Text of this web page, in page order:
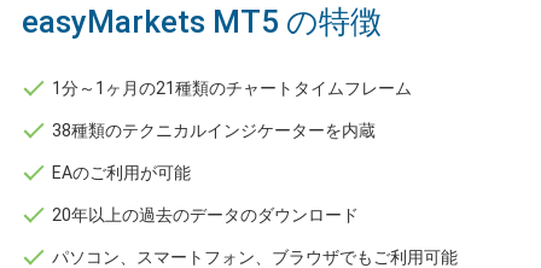
easyMarkets MT5 の特徴
1分～1ヶ月の21種類のチャートタイムフレーム
38種類のテクニカルインジケーターを内蔵
EAのご利用が可能
20年以上の過去のデータのダウンロード
パソコン、スマートフォン、ブラウザでもご利用可能